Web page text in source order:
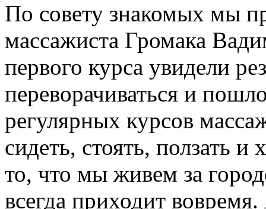
По совету знакомых мы
массажиста Громака
первого курса увидели
переворачиваться и
регулярных курсов
сидеть, стоять, ползать
то, что мы живем за
всегда приходит